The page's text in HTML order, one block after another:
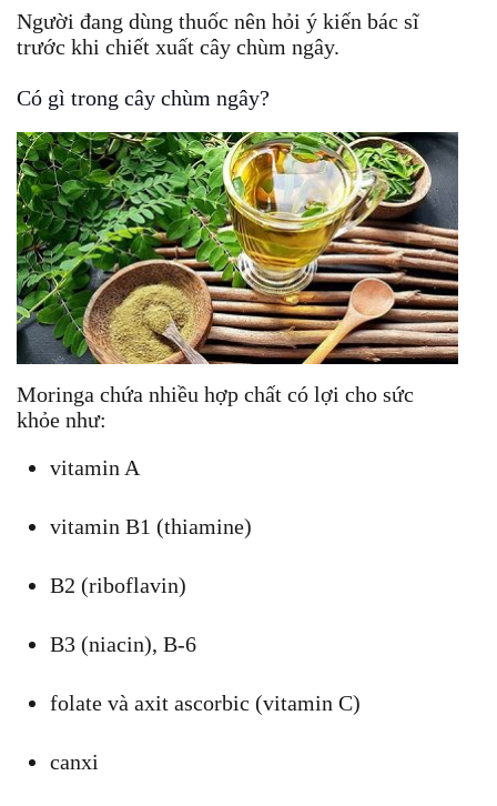
Người đang dùng thuốc nên hỏi ý kiến bác sĩ
trước khi chiết xuất cây chùm ngây.
Có gì trong cây chùm ngây?
Moringa chứa nhiều hợp chất có lợi cho sức
khỏe như:
vitamin A
vitamin B1 (thiamine)
B2 (riboflavin)
B3 (niacin), B-6
folate và axit ascorbic (vitamin C)
canxi